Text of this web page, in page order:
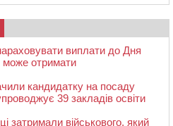
виплати до Дня
може отримати
кандидатку на посаду
39 закладів освіти
затримали військового, який